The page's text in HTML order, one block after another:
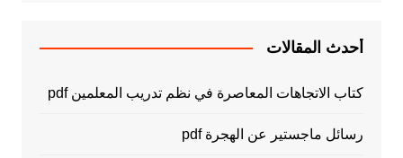
أحدث المقالات
كتاب الاتجاهات المعاصرة في نظم تدريب المعلمين pdf
رسائل ماجستير عن الهجرة pdf